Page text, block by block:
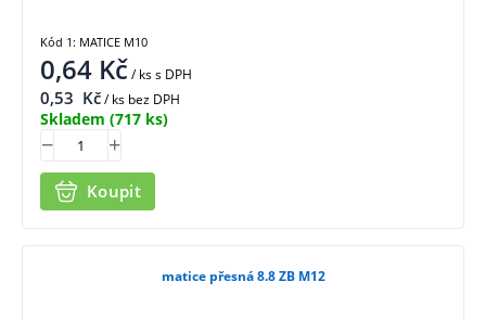
0,64 Kč/ kss DPH
0,53 Kč/ ks bez DPH
Skladem (717 ks)
Koupit
Kód 1: MATICE M10
matice přesná 8.8 ZB M12